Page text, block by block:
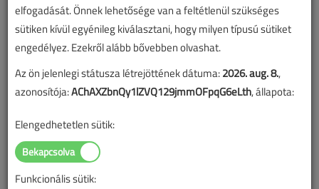
elfogadását. Önnek lehetősége van a feltétlenül szükséges
sütiken kívül egyénileg kiválasztani, hogy milyen típusú sütiket
engedélyez. Ezekről alább bővebben olvashat.
Az ön jelenlegi státusza létrejöttének dátuma:2026. aug. 8.,
azonosítója:AChAXZbnQy1lZVQ129jmmOFpqG6eLth, állapota:
Elengedhetetlen sütik:
Funkcionális sütik: